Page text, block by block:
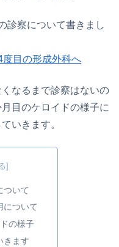
診察について書きまし
度目の形成外科へ
なるまで診察はないの
目のケロイドの様子に
いきます。
ついて
について
の様子
きます